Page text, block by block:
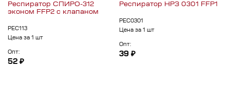
Респиратор СПИРО-312
эконом FFP2 с клапаном
РЕС113
Цена за 1 шт
Опт:
52 ₽
Респиратор НРЗ 0301 FFP1
РЕС0301
Цена за 1 шт
Опт:
39 ₽